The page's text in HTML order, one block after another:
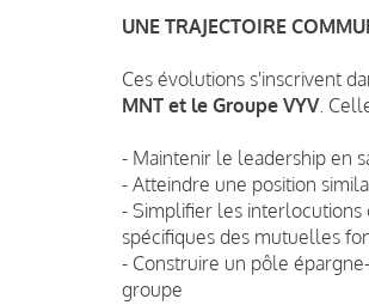
UNE TRAJECTOIRE
Ces évolutions s'inscrivent
MNT et le Groupe VYV.
- Maintenir le leadership en
- Atteindre une position
- Simplifier les interlocutions
spécifiques des mutuelles
- Construire un pôle
groupe